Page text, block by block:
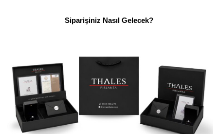
Siparişiniz Nasıl Gelecek?